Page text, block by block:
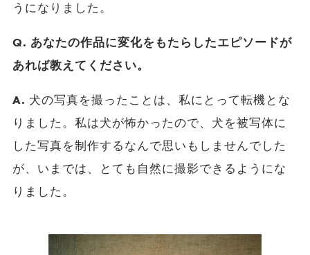
うになりました。
Q. あなたの作品に変化をもたらしたエピソードが
あれば教えてください。
A. 犬の写真を撮ったことは、私にとって転機とな
りました。私は犬が怖かったので、犬を被写体に
した写真を制作するなんで思いもしませんでした
が、いまでは、とても自然に撮影できるようにな
りました。